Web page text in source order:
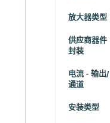
放大器类型
供应商器件
封装
电流 - 输出/
通道
安装类型